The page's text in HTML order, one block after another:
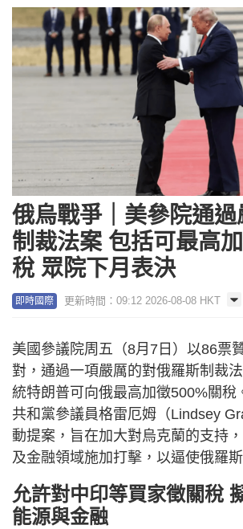
俄烏戰爭｜美參院通過
制裁法案 包括可最高
稅 眾院下月表決
即時國際 更新時間：09:12 2026-08-08 HKT
美國參議院周五（8月7日）以86票
對，通過一項嚴厲的對俄羅斯制裁
統特朗普可向俄最高加徵500%關稅
共和黨參議員格雷厄姆（Lindsey
動提案，旨在加大對烏克蘭的支持
及金融領域施加打擊，以逼使俄羅
允許對中印等買家徵關稅
能源與金融